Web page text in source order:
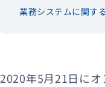
業務システムに関す
2020年5月21日に